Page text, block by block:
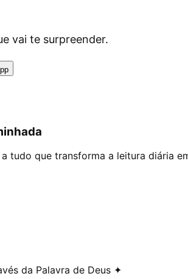
vai te surpreender.
tudo que transforma a leitura diária
da Palavra de Deus ✦